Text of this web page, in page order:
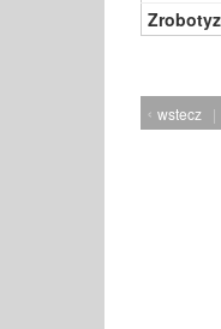
‹ wstecz |